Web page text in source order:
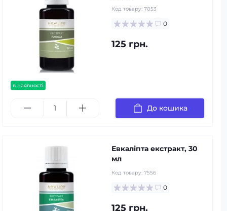
в наявності
Код товару: 7053
0
125 грн.
До кошика
Евкаліпта екстракт, 30
мл
Код товару: 7556
0
125 грн.